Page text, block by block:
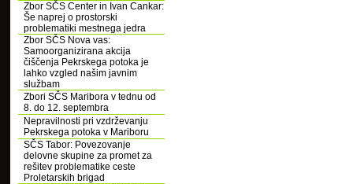
Zbor SČS Center in Ivan Cankar:
Še naprej o prostorski
problematiki mestnega jedra
Zbor SČS Nova vas:
Samoorganizirana akcija
čiščenja Pekrskega potoka je
lahko vzgled našim javnim
službam
Zbori SČS Maribora v tednu od
8. do 12. septembra
Nepravilnosti pri vzdrževanju
Pekrskega potoka v Mariboru
SČS Tabor: Povezovanje
delovne skupine za promet za
rešitev problematike ceste
Proletarskih brigad